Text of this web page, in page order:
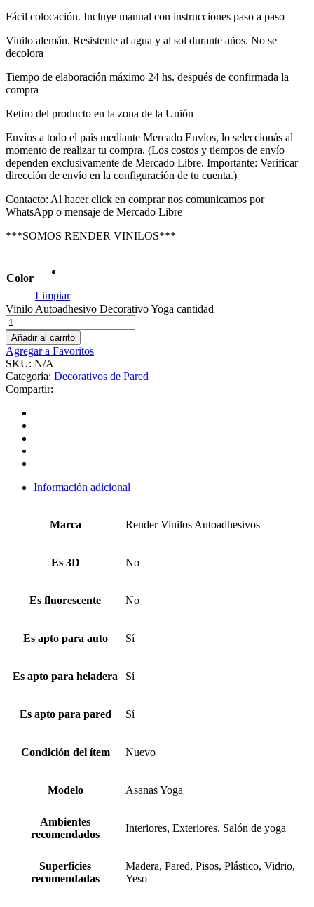
Fácil colocación. Incluye manual con instrucciones paso a paso
Vinilo alemán. Resistente al agua y al sol durante años. No se
decolora
Tiempo de elaboración máximo 24 hs. después de confirmada la
compra
Retiro del producto en la zona de la Unión
Envíos a todo el país mediante Mercado Envíos, lo seleccionás al
momento de realizar tu compra. (Los costos y tiempos de envío
dependen exclusivamente de Mercado Libre. Importante: Verificar
dirección de envío en la configuración de tu cuenta.)
Contacto: Al hacer click en comprar nos comunicamos por
WhatsApp o mensaje de Mercado Libre
***SOMOS RENDER VINILOS***
Color
Limpiar
Vinilo Autoadhesivo Decorativo Yoga cantidad
Añadir al carrito
Agregar a Favoritos
SKU: N/A
Categoría: Decorativos de Pared
Compartir:
Información adicional
Marca Render Vinilos Autoadhesivos
Es 3D No
Es fluorescente No
Es apto para auto Sí
Es apto para heladera Sí
Es apto para pared Sí
Condición del ítem Nuevo
Modelo Asanas Yoga
Ambientes
recomendados
Interiores, Exteriores, Salón de yoga
Superficies
recomendadas
Madera, Pared, Pisos, Plástico, Vidrio,
Yeso